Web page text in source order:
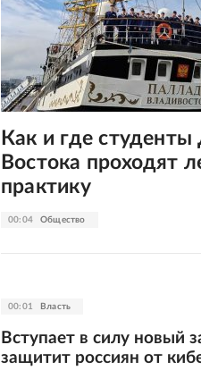
00:04 Общество
Как и где студенты
Востока проходят
практику
00:01 Власть
Вступает в силу новый
защитит россиян от